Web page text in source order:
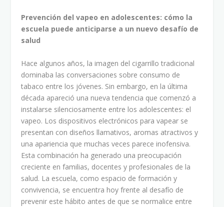
Prevención del vapeo en adolescentes: cómo la
escuela puede anticiparse a un nuevo desafío de
salud
Hace algunos años, la imagen del cigarrillo tradicional
dominaba las conversaciones sobre consumo de
tabaco entre los jóvenes. Sin embargo, en la última
década apareció una nueva tendencia que comenzó a
instalarse silenciosamente entre los adolescentes: el
vapeo. Los dispositivos electrónicos para vapear se
presentan con diseños llamativos, aromas atractivos y
una apariencia que muchas veces parece inofensiva.
Esta combinación ha generado una preocupación
creciente en familias, docentes y profesionales de la
salud. La escuela, como espacio de formación y
convivencia, se encuentra hoy frente al desafío de
prevenir este hábito antes de que se normalice entre